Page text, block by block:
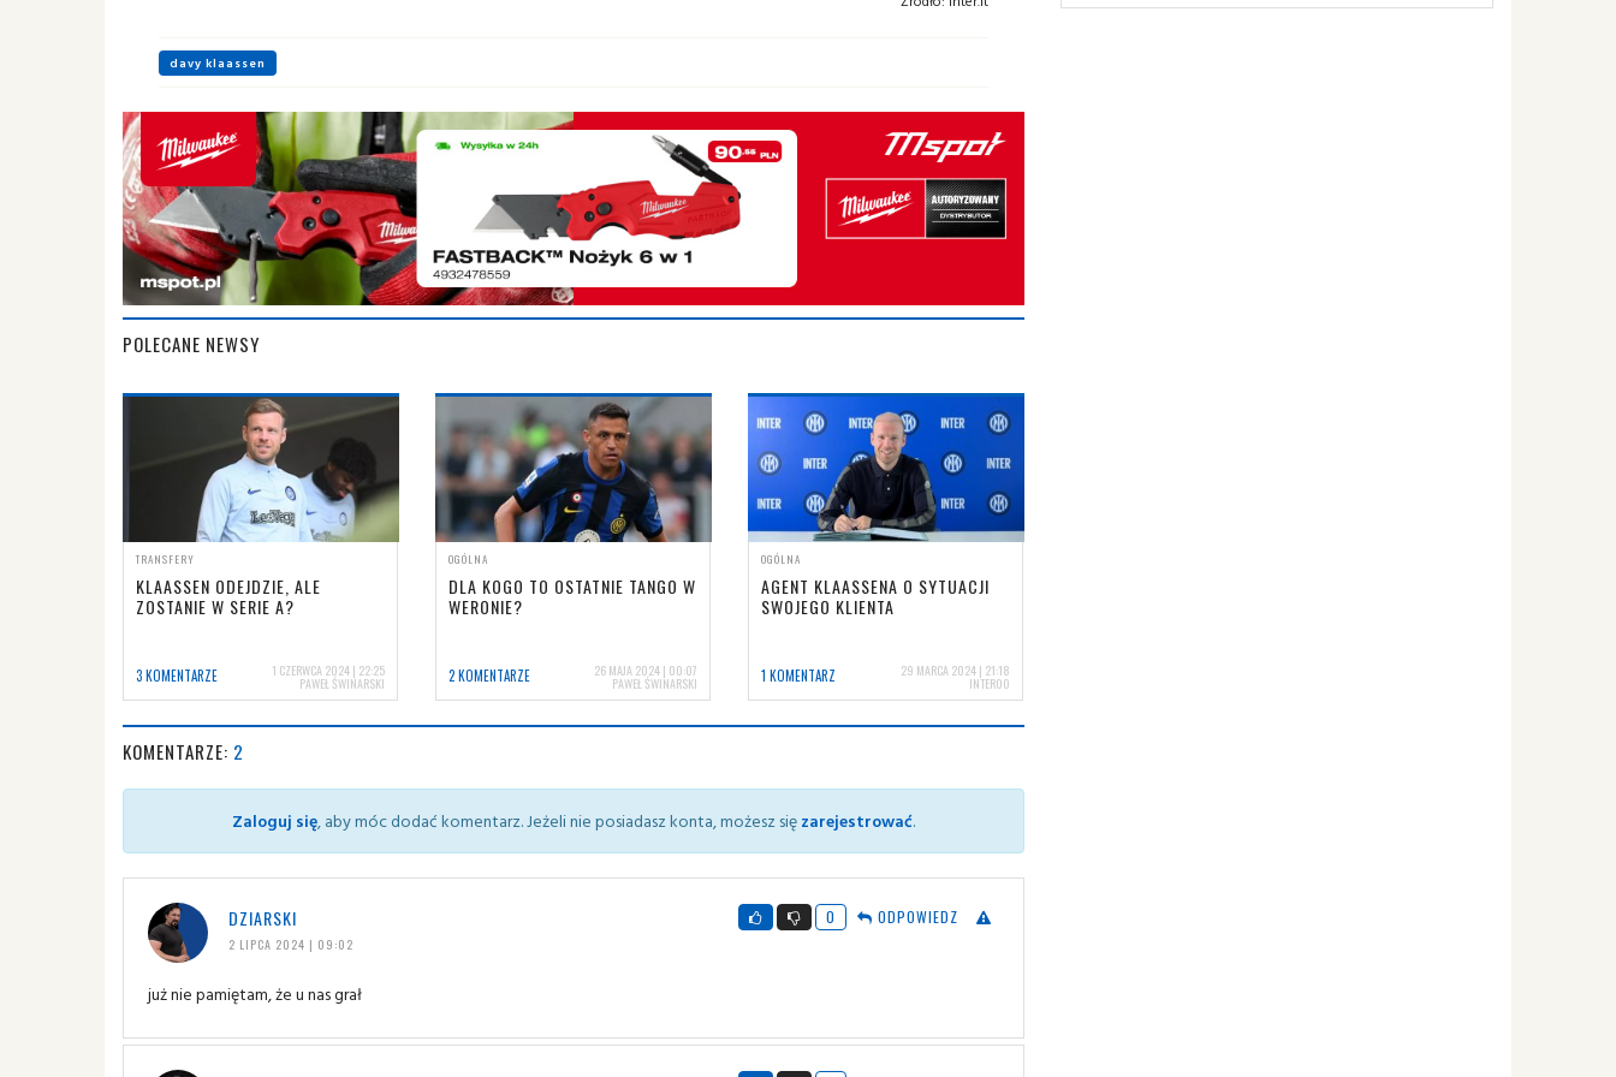
davy klaassen
POLECANE NEWSY
TRANSFERY
KLAASSEN ODEJDZIE, ALE
ZOSTANIE W SERIE A?
3 KOMENTARZE 1 CZERWCA 2024 | 22:25
PAWEŁ ŚWINARSKI
OGÓLNA
DLA KOGO TO OSTATNIE TANGO W
WERONIE?
2 KOMENTARZE 26 MAJA 2024 | 00:07
PAWEŁ ŚWINARSKI
OGÓLNA
AGENT KLAASSENA O SYTUACJI
SWOJEGO KLIENTA
1 KOMENTARZ 29 MARCA 2024 | 21:18
INTER00
KOMENTARZE: 2
Zaloguj się, aby móc dodać komentarz. Jeżeli nie posiadasz konta, możesz sięzarejestrować.
DZIARSKI
2 LIPCA 2024 | 09:02
0 ODPOWIEDZ
już nie pamiętam, że u nas grał